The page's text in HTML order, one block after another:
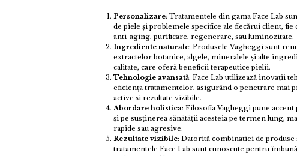
Personalizare: Tratamentele din gama Face Lab
de piele și problemele specifice ale fiecărui client, fie
anti-aging, purificare, regenerare, sau luminozitate.
Ingrediente naturale: Produsele Vagheggi sunt
extractelor botanice, algele, mineralele și alte
calitate, care oferă beneficii terapeutice pielii.
Tehnologie avansată: Face Lab utilizează inovații
eficiența tratamentelor, asigurând o penetrare mai
active și rezultate vizibile.
Abordare holistica: Filosofia Vagheggi pune
și pe susținerea sănătății acesteia pe termen lung,
rapide sau agresive.
Rezultate vizibile: Datorită combinației de
tratamentele Face Lab sunt cunoscute pentru